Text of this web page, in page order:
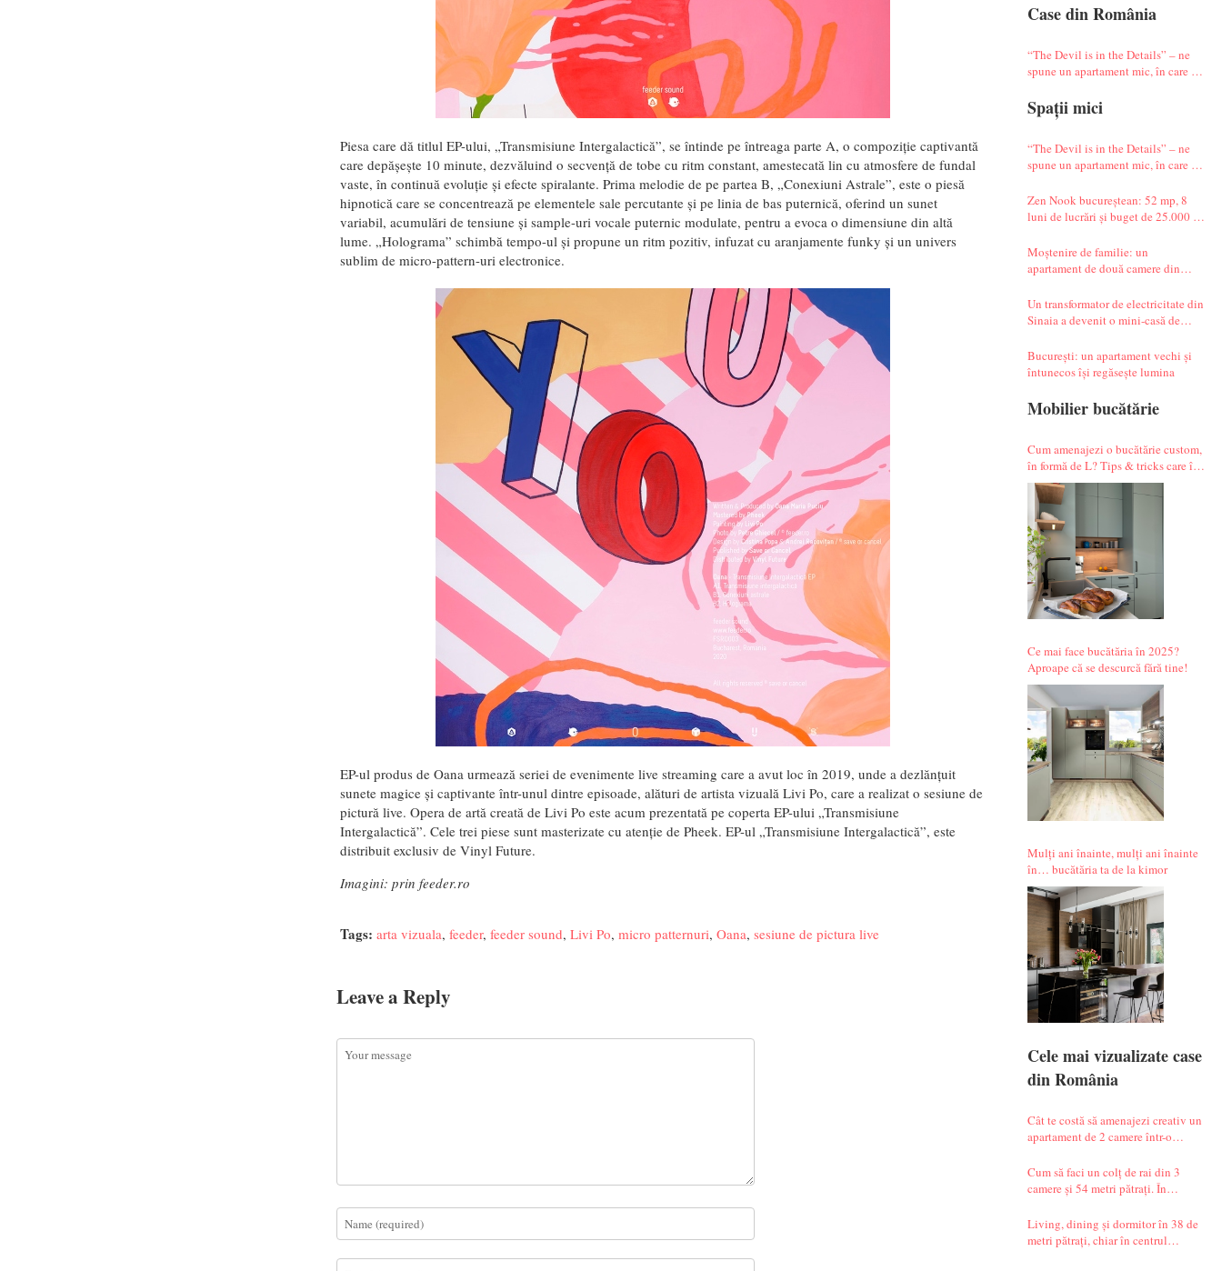
Case din România
“The Devil is in the Details” – ne
spune un apartament mic, în care te
Spații mici
“The Devil is in the Details” – ne
spune un apartament mic, în care te
Zen Nook bucureștean: 52 mp, 8
luni de lucrări și buget de 25.000 de
Moștenire de familie: un
apartament de două camere din
Un transformator de electricitate din
Sinaia a devenit o mini-casă de
București: un apartament vechi și
întunecos își regăsește lumina
Mobilier bucătărie
Cum amenajezi o bucătărie custom,
în formă de L? Tips & tricks care îți
fac alegerile mai simple.
Ce mai face bucătăria în 2025?
Aproape că se descurcă fără tine!
Mulți ani înainte, mulți ani înainte
în… bucătăria ta de la kimor
Cele mai vizualizate case
din România
Cât te costă să amenajezi creativ un
apartament de 2 camere într-o
Cum să faci un colț de rai din 3
camere și 54 metri pătrați. În
Living, dining și dormitor în 38 de
metri pătrați, chiar în centrul
Piesa care dă titlul EP-ului, „Transmisiune Intergalactică”, se întinde pe întreaga parte A, o compoziție captivantă
care depășește 10 minute, dezvăluind o secvență de tobe cu ritm constant, amestecată lin cu atmosfere de fundal
vaste, în continuă evoluție și efecte spiralante. Prima melodie de pe partea B, „Conexiuni Astrale”, este o piesă
hipnotică care se concentrează pe elementele sale percutante și pe linia de bas puternică, oferind un sunet
variabil, acumulări de tensiune și sample-uri vocale puternic modulate, pentru a evoca o dimensiune din altă
lume. „Holograma” schimbă tempo-ul și propune un ritm pozitiv, infuzat cu aranjamente funky și un univers
sublim de micro-pattern-uri electronice.
EP-ul produs de Oana urmează seriei de evenimente live streaming care a avut loc în 2019, unde a dezlănțuit
sunete magice și captivante într-unul dintre episoade, alături de artista vizuală Livi Po, care a realizat o sesiune de
pictură live. Opera de artă creată de Livi Po este acum prezentată pe coperta EP-ului „Transmisiune
Intergalactică”. Cele trei piese sunt masterizate cu atenție de Pheek. EP-ul „Transmisiune Intergalactică”, este
distribuit exclusiv de Vinyl Future.
Imagini: prin feeder.ro
Tags: arta vizuala, feeder, feeder sound, Livi Po, micro patternuri, Oana, sesiune de pictura live
Leave a Reply